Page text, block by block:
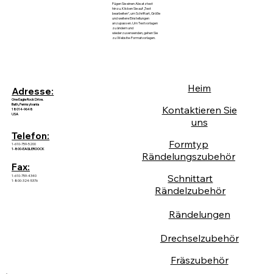
Fügen Sie einen Absatztext
hinzu. Klicken Sie auf „Text
bearbeiten“, um Schriftart, Größe
und weitere Einstellungen
anzupassen. Um Textvorlagen
zu ändern und
wiederzuverwenden, gehen Sie
zu Website-Formatvorlagen.
Adresse:
One Eagle Rock Drive.
Bath, Pennsylvania
18014-9648
USA
Telefon:
1-610-759-5200
1-800-EAGLEROOCK
Fax:
1-610-759-4340
1-800-324-5376
Heim
Kontaktieren Sie
uns
Formtyp
Rändelungszubehör
Schnittart
Rändelzubehör
Rändelungen
Drechselzubehör
Fräszubehör